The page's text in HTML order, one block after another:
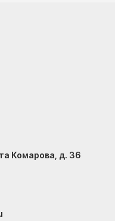
Комарова, д. 36